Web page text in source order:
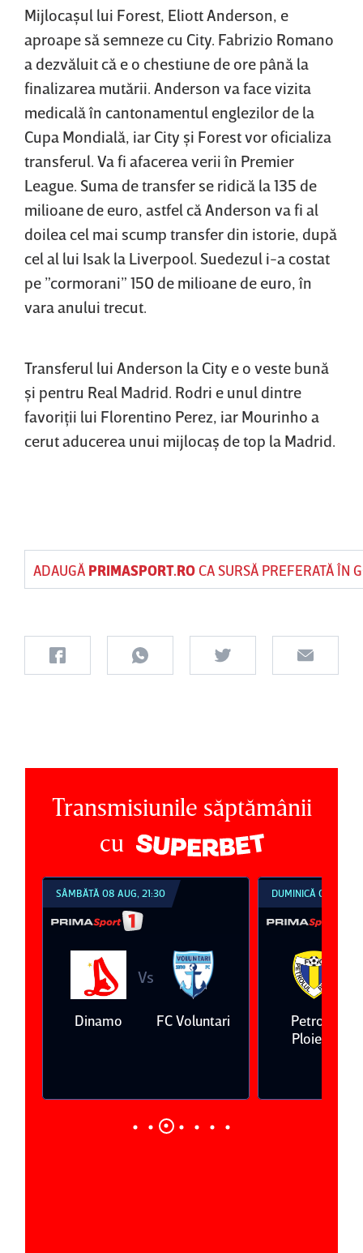
Mijlocaşul lui Forest, Eliott Anderson, e
aproape să semneze cu City. Fabrizio Romano
a dezvăluit că e o chestiune de ore până la
finalizarea mutării. Anderson va face vizita
medicală în cantonamentul englezilor de la
Cupa Mondială, iar City şi Forest vor oficializa
transferul. Va fi afacerea verii în Premier
League. Suma de transfer se ridică la 135 de
milioane de euro, astfel că Anderson va fi al
doilea cel mai scump transfer din istorie, după
cel al lui Isak la Liverpool. Suedezul i-a costat
pe ”cormorani” 150 de milioane de euro, în
vara anului trecut.
Transferul lui Anderson la City e o veste bună
şi pentru Real Madrid. Rodri e unul dintre
favoriţii lui Florentino Perez, iar Mourinho a
cerut aducerea unui mijlocaş de top la Madrid.
ADAUGĂ PRIMASPORT.ROCA SURSĂ PREFERATĂ ÎN
Transmisiunile săptămânii
cu
SÂMBĂTĂ 08 AUG, 21:30
Dinamo
Vs
FC Voluntari
DUMINICĂ 09 AUG,
Petrolul
Ploieşti